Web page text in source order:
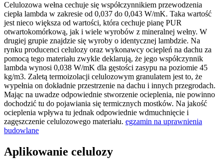
Celulozowa wełna cechuje się współczynnikiem przewodzenia
ciepła lambda w zakresie od 0,037 do 0,043 W/mK. Taka wartość
jest nieco większa od wartości, która cechuje pianę PUR
otwartokomórkową, jak i wiele wyrobów z mineralnej wełny. W
drugiej grupie znajdzie się wyroby o identycznej lambdzie. Na
rynku producenci celulozy oraz wykonawcy ociepleń na dachu za
pomocą tego materiału zwykle deklarują, że jego współczynnik
lambda wynosi 0,038 W/mK dla gęstości zasypu na poziomie 45
kg/m3. Zaletą termoizolacji celulozowym granulatem jest to, że
wypełnia on dokładnie przestrzenie na dachu i innych przegrodach.
Mając na uwadze odpowiednie stworzenie ocieplenia, nie powinno
dochodzić tu do pojawiania się termicznych mostków. Na jakość
ocieplenia wpływa tu jednak odpowiednie wdmuchnięcie i
zagęszczenie celulozowego materiału. egzamin na uprawnienia
budowlane
Aplikowanie celulozy